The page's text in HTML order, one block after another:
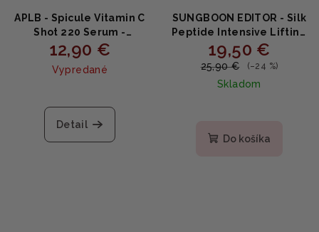
APLB - Spicule Vitamin C
Shot 220 Serum -
Rozjasňujúce sérum s
vitamínom C a
mikroihličkami 40ml
12,90 €
Vypredané
Detail
SUNGBOON EDITOR - Silk
Peptide Intensive Lifting
Ampoule - Spevňujúce
liftingové sérum s
hodvábnymi peptidmi
35ml
19,50 €
25,90 € (–24 %)
Skladom
produktu
Do košíka